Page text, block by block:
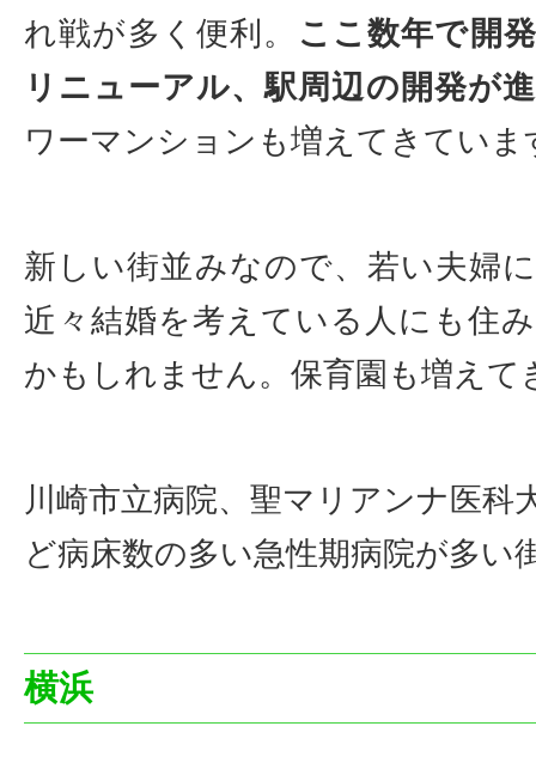
れ戦が多く便利。
ここ数年で開
リニューアル、駅周辺の開発が
ワーマンションも増えてきていま
新しい街並みなので、若い夫婦
近々結婚を考えている人にも住
かもしれません。保育園も増えて
川崎市立病院、聖マリアンナ医科
ど病床数の多い急性期病院が多い
横浜